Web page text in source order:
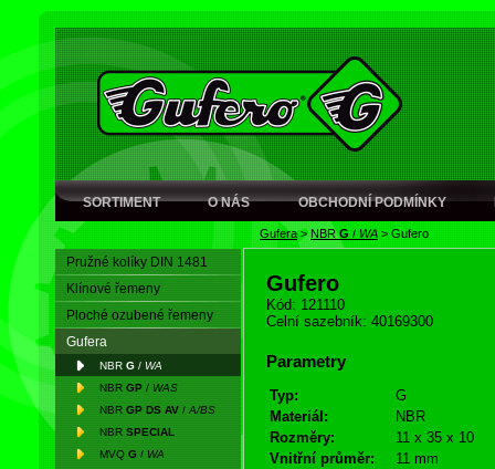
SORTIMENT O NÁS OBCHODNÍ PODMÍNKY
Gufera> NBRG / WA > Gufero
Pružné kolíky DIN 1481
Klínové řemeny
Ploché ozubené řemeny
Gufera
NBR G / WA
NBR GP / WAS
NBR GP DS AV / A/BS
NBR SPECIAL
MVQ G / WA
Gufero
Kód: 121110
Celní sazebník: 40169300
Parametry
Typ:
G
Materiál:
NBR
Rozměry:
11 x 35 x 10
Vnitřní průměr:
11 mm